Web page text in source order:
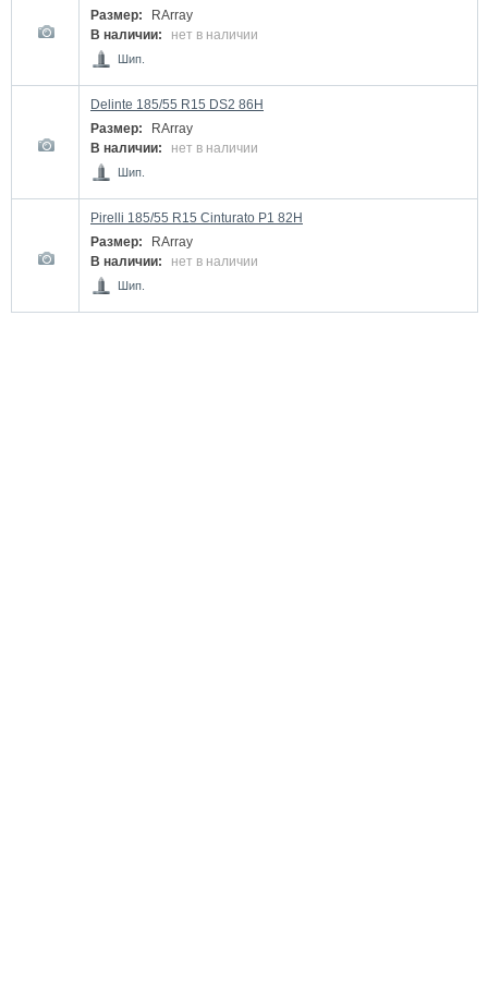
Размер:
RArray
В наличии:
нет в наличии
Шип.
Delinte 185/55 R15 DS2 86H
Размер:
RArray
В наличии:
нет в наличии
Шип.
Pirelli 185/55 R15 Cinturato P1 82H
Размер:
RArray
В наличии:
нет в наличии
Шип.